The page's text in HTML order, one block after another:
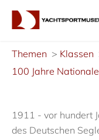
Themen Klassen
100 Jahre
1911 - vor hundert
des Deutschen